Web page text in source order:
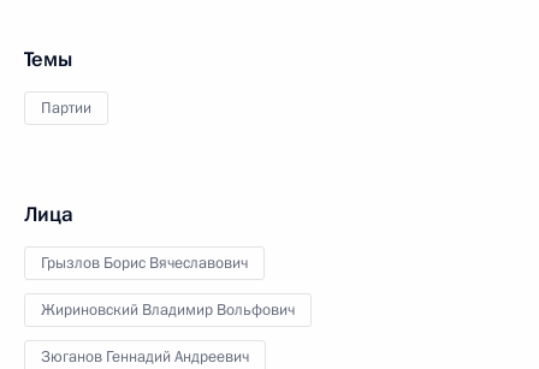
Темы
Партии
Лица
Грызлов Борис Вячеславович
Жириновский Владимир Вольфович
Зюганов Геннадий Андреевич